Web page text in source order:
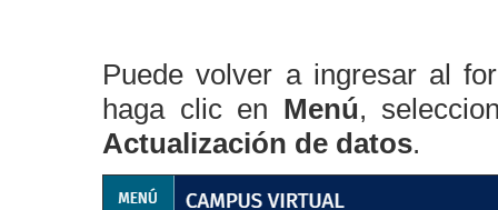
Puede volver a ingresar al
haga clic en Menú,
Actualización de datos.